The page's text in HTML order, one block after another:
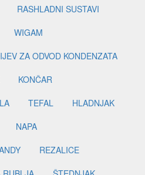
RASHLADNI SUSTAVI
WIGAM
ZA ODVOD KONDENZATA
KONČAR
TEFAL
HLADNJAK
NAPA
REZALICE